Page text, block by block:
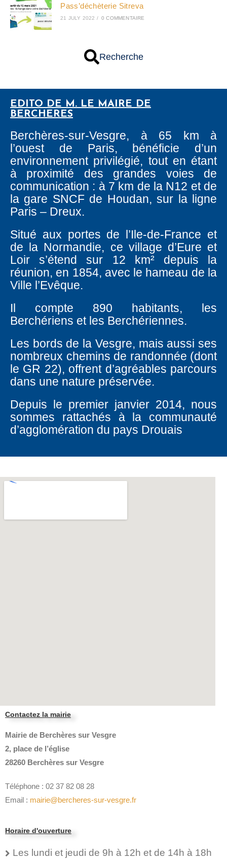
Pass’déchèterie Sitreva
21 JULY 2022 / 0 COMMENTAIRE
Recherche
EDITO DE M. LE MAIRE DE
BERCHERES
Berchères-sur-Vesgre, à 65 km à
l’ouest de Paris, bénéficie d’un
environnement privilégié, tout en étant
à proximité des grandes voies de
communication : à 7 km de la N12 et de
la gare SNCF de Houdan, sur la ligne
Paris – Dreux.
Situé aux portes de l’Ile-de-France et
de la Normandie, ce village d’Eure et
Loir s’étend sur 12 km² depuis la
réunion, en 1854, avec le hameau de la
Ville l’Evêque.
Il compte 890 habitants, les
Berchériens et les Berchériennes.
Les bords de la Vesgre, mais aussi ses
nombreux chemins de randonnée (dont
le GR 22), offrent d’agréables parcours
dans une nature préservée.
Depuis le premier janvier 2014, nous
sommes rattachés à la communauté
d’agglomération du pays Drouais
Contactez la mairie
Mairie de Berchères sur Vesgre
2, place de l’église
28260 Berchères sur Vesgre
Téléphone : 02 37 82 08 28
Email : mairie@bercheres-sur-vesgre.fr
Horaire d'ouverture
Les lundi et jeudi de 9h à 12h et de 14h à 18h